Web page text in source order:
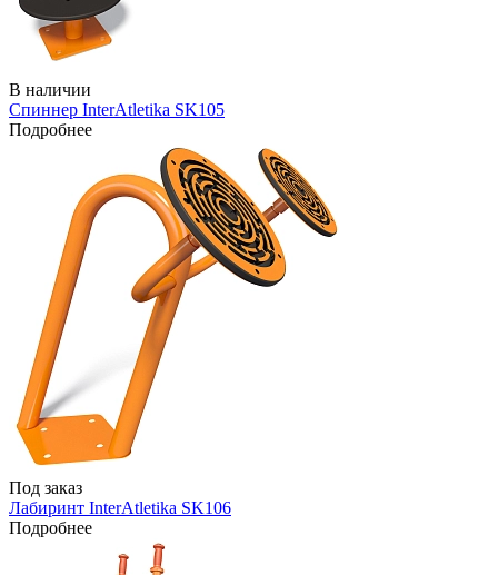
В наличии
Спиннер InterAtletika SK105
Подробнее
Под заказ
Лабиринт InterAtletika SK106
Подробнее